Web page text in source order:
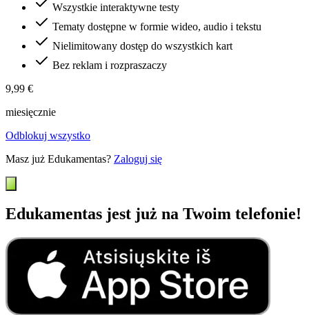
Wszystkie interaktywne testy
Tematy dostępne w formie wideo, audio i tekstu
Nielimitowany dostęp do wszystkich kart
Bez reklam i rozpraszaczy
9,99 €
miesięcznie
Odblokuj wszystko
Masz już Edukamentas? Zaloguj się
Edukamentas jest już na Twoim telefonie!